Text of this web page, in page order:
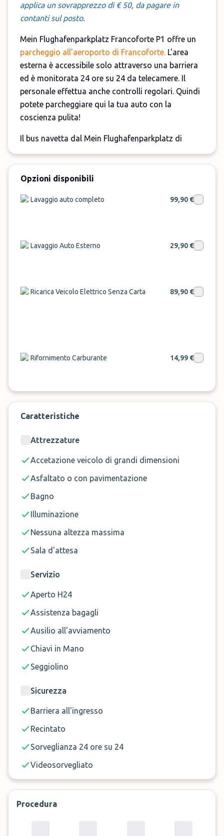
applica un sovrapprezzo di € 50, da pagare in
contanti sul posto.
Mein Flughafenparkplatz Francoforte P1 offre un
parcheggio all'aeroporto di Francoforte. L'area
esterna è accessibile solo attraverso una barriera
ed è monitorata 24 ore su 24 da telecamere. Il
personale effettua anche controlli regolari. Quindi
potete parcheggiare qui la tua auto con la
coscienza pulita!
Il bus navetta dal Mein Flughafenparkplatz di
23:59 e vi porterà al terminal dell'aeroporto in soli
6 minuti! Al ritorno, ovviamente, verrete ripresi. La
disponibile un parcheggio disabili e su richiesta è
supplemento di 80 euro.
Opzioni disponibili
Lavaggio auto completo 99,90 €
Lavaggio Auto Esterno 29,90 €
Ricarica Veicolo Elettrico Senza Carta 89,90 €
Rifornimento Carburante 14,99 €
Caratteristiche
Attrezzature
Accetazione veicolo di grandi dimensioni
Asfaltato o con pavimentazione
Bagno
Illuminazione
Nessuna altezza massima
Sala d'attesa
Servizio
Aperto H24
Assistenza bagagli
Ausilio all'avviamento
Chiavi in Mano
Seggiolino
Sicurezza
Barriera all'ingresso
Recintato
Sorveglianza 24 ore su 24
Videosorvegliato
Procedura